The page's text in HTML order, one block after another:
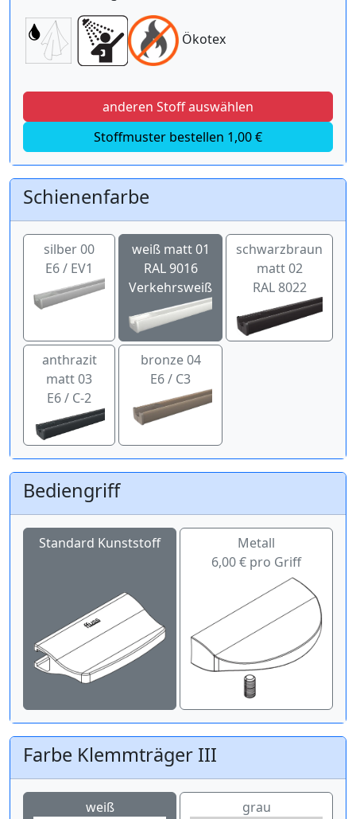
Ökotex
anderen Stoff auswählen
Stoffmuster bestellen 1,00 €
Schienenfarbe
silber 00
E6 / EV1
weiß matt 01
RAL 9016
Verkehrsweiß
schwarzbraun
matt 02
RAL 8022
anthrazit
matt 03
E6 / C-2
bronze 04
E6 / C3
Bediengriff
Standard Kunststoff
Metall
6,00 € pro Griff
Farbe Klemmträger III
weiß grau